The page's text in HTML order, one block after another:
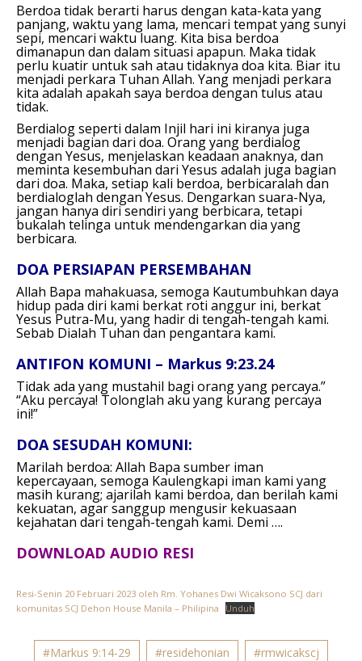
Berdoa tidak berarti harus dengan kata-kata yang
panjang, waktu yang lama, mencari tempat yang sunyi
sepi, mencari waktu luang. Kita bisa berdoa
dimanapun dan dalam situasi apapun. Maka tidak
perlu kuatir untuk sah atau tidaknya doa kita. Biar itu
menjadi perkara Tuhan Allah. Yang menjadi perkara
kita adalah apakah saya berdoa dengan tulus atau
tidak.
Berdialog seperti dalam Injil hari ini kiranya juga
menjadi bagian dari doa. Orang yang berdialog
dengan Yesus, menjelaskan keadaan anaknya, dan
meminta kesembuhan dari Yesus adalah juga bagian
dari doa. Maka, setiap kali berdoa, berbicaralah dan
berdialoglah dengan Yesus. Dengarkan suara-Nya,
jangan hanya diri sendiri yang berbicara, tetapi
bukalah telinga untuk mendengarkan dia yang
berbicara.
DOA PERSIAPAN PERSEMBAHAN
Allah Bapa mahakuasa, semoga Kautumbuhkan daya
hidup pada diri kami berkat roti anggur ini, berkat
Yesus Putra-Mu, yang hadir di tengah-tengah kami.
Sebab Dialah Tuhan dan pengantara kami.
ANTIFON KOMUNI – Markus 9:23.24
Tidak ada yang mustahil bagi orang yang percaya.”
“Aku percaya! Tolonglah aku yang kurang percaya
ini!”
DOA SESUDAH KOMUNI:
Marilah berdoa: Allah Bapa sumber iman
kepercayaan, semoga Kaulengkapi iman kami yang
masih kurang; ajarilah kami berdoa, dan berilah kami
kekuatan, agar sanggup mengusir kekuasaan
kejahatan dari tengah-tengah kami. Demi ….
DOWNLOAD AUDIO RESI
Resi-Senin 20 Februari 2023 oleh Rm. Yohanes Dwi Wicaksono SCJ dari
komunitas SCJ Dehon House Manila – Philipina
Unduh
#Markus 9:14-29 #residehonian #rmwicakscj